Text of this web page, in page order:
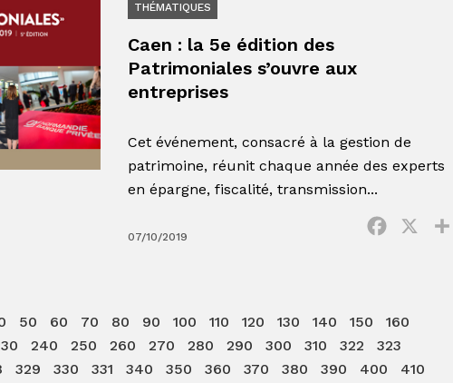
THÉMATIQUES
Caen : la 5e édition des
Patrimoniales s’ouvre aux
entreprises
Cet événement, consacré à la gestion de
patrimoine, réunit chaque année des experts
en épargne, fiscalité, transmission...
07/10/2019
Facebook
50 60 70 80 90 100 110 120 130 140 150
160
240 250 260 270 280 290 300 310 322
323
329 330 331 340 350 360 370 380 390 400
410